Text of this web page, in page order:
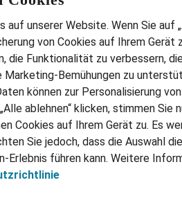
auf unserer Website. Wenn Sie auf
von Cookies auf Ihrem Gerät
die Funktionalität zu verbessern,
Marketing-Bemühungen zu
können zur Personalisierung
ablehnen“ klicken, stimmen Sie
Cookies auf Ihrem Gerät zu. Es
Sie jedoch, dass die Auswahl
Erlebnis führen kann. Weitere